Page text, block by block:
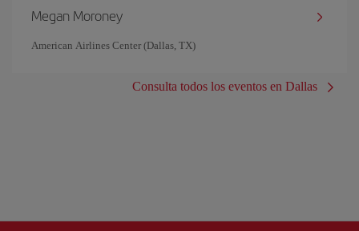
Megan Moroney
American Airlines Center (Dallas, TX)
Consulta todos los eventos en Dallas